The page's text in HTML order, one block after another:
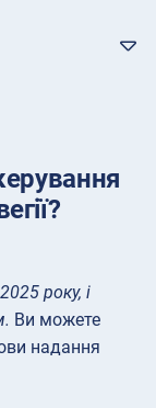
року, і
Ви можете
надання